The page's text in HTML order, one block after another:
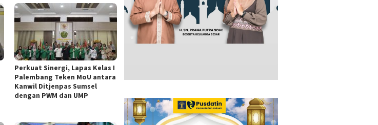
Perkuat Sinergi, Lapas Kelas I
Palembang Teken MoU antara
Kanwil Ditjenpas Sumsel
dengan PWM dan UMP